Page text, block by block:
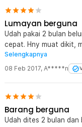
Lumayan berguna
Udah pakai 2 bulan
cepat. Hny muat dikit,
pas. Cocok buat anak
Selengkapnya
08 Feb 2017, A*****n
Barang berguna
Udah dites 2 bulan